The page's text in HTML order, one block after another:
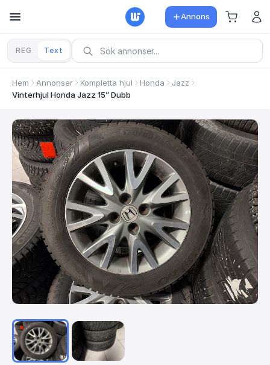
Annons
REG Text
Hem Annonser Kompletta hjul Honda
Jazz
Vinterhjul Honda Jazz 15” Dubb